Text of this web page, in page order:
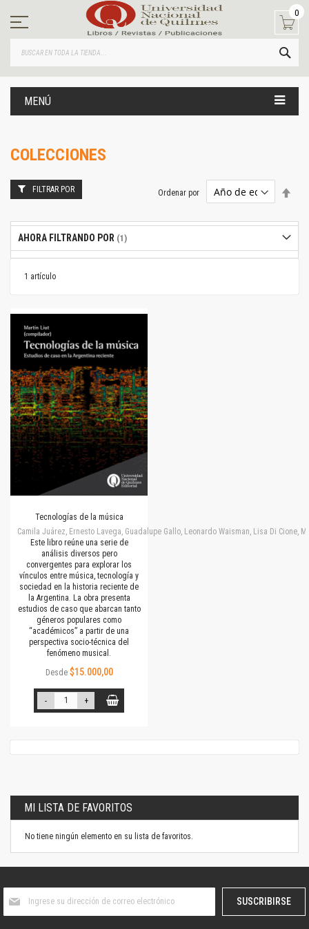
contenido
0
MENÚ
COLECCIONES
1 artículo
Ordenar por
Tecnologías de la música
Camila Juárez, Ernesto Lavega, Guadalupe Gallo, Leonardo Waisman, Lisa Di Cione,
Este libro reúne una serie de
análisis diversos pero
convergentes para explorar los
vínculos entre música, tecnología y
sociedad en la historia reciente de
la Argentina. La obra presenta
estudios de caso que abarcan tanto
géneros populares como
“académicos” a partir de una
perspectiva socio-técnica del
fenómeno musical.
Desde $15.000,00
- +
FILTRAR POR
AHORA FILTRANDO POR
MI LISTA DE FAVORITOS
No tiene ningún elemento en su lista de favoritos.
boletín
SUSCRIBIRSE